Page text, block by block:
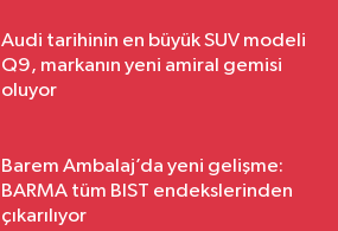
Audi tarihinin en büyük SUV modeli
Q9, markanın yeni amiral gemisi
oluyor
Barem Ambalaj’da yeni gelişme:
BARMA tüm BIST endekslerinden
çıkarılıyor